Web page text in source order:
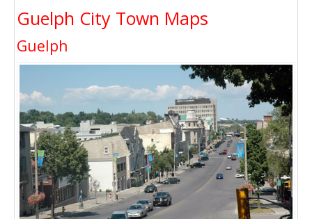
Guelph City Town Maps
Guelph